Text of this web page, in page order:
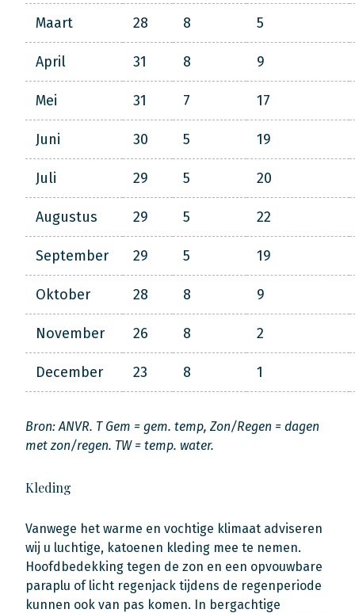
Maart 28 8 5
April 31 8 9
Mei 31 7 17
Juni 30 5 19
Juli 29 5 20
Augustus 29 5 22
September 29 5 19
Oktober 28 8 9
November 26 8 2
December 23 8 1
Bron: ANVR. T Gem = gem. temp, Zon/Regen = dagen
met zon/regen. TW = temp. water.
Kleding
Vanwege het warme en vochtige klimaat adviseren
wij u luchtige, katoenen kleding mee te nemen.
Hoofdbedekking tegen de zon en een opvouwbare
paraplu of licht regenjack tijdens de regenperiode
kunnen ook van pas komen. In bergachtige